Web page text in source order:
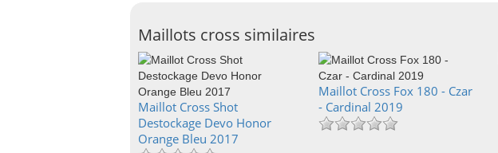
Maillots cross similaires
Maillot Cross Shot
Destockage Devo Honor
Orange Bleu 2017
Maillot Cross Fox 180 - Czar
- Cardinal 2019